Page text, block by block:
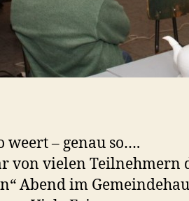
weert – genau so….
von vielen Teilnehmern
Abend im